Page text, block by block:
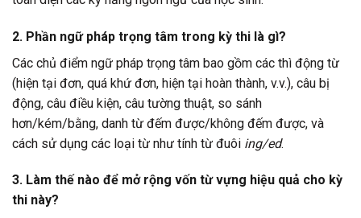
2. Phần ngữ pháp trọng tâm trong kỳ thi là gì?
Các chủ điểm ngữ pháp trọng tâm bao gồm các thì động từ
(hiện tại đơn, quá khứ đơn, hiện tại hoàn thành, v.v.), câu bị
động, câu điều kiện, câu tường thuật, so sánh
hơn/kém/bằng, danh từ đếm được/không đếm được, và
cách sử dụng các loại từ như tính từ đuôi ing/ed.
3. Làm thế nào để mở rộng vốn từ vựng hiệu quả cho kỳ
thi này?